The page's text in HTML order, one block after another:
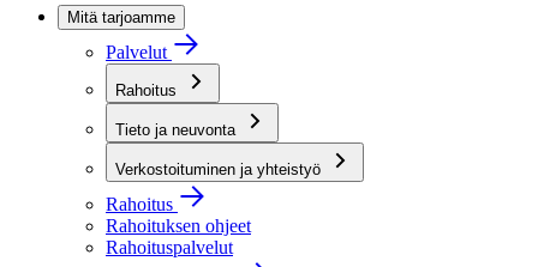
Mitä tarjoamme
Palvelut
Rahoitus
Tieto ja neuvonta
Verkostoituminen ja yhteistyö
Rahoitus
Rahoituksen ohjeet
Rahoituspalvelut